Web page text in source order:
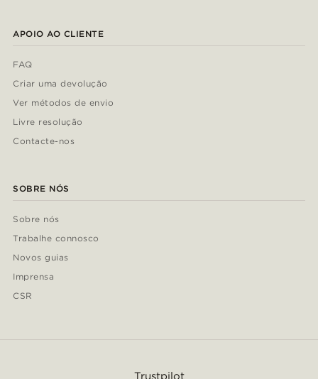
APOIO AO CLIENTE
FAQ
Criar uma devolução
Ver métodos de envio
Livre resolução
Contacte-nos
SOBRE NÓS
Sobre nós
Trabalhe connosco
Novos guias
Imprensa
CSR